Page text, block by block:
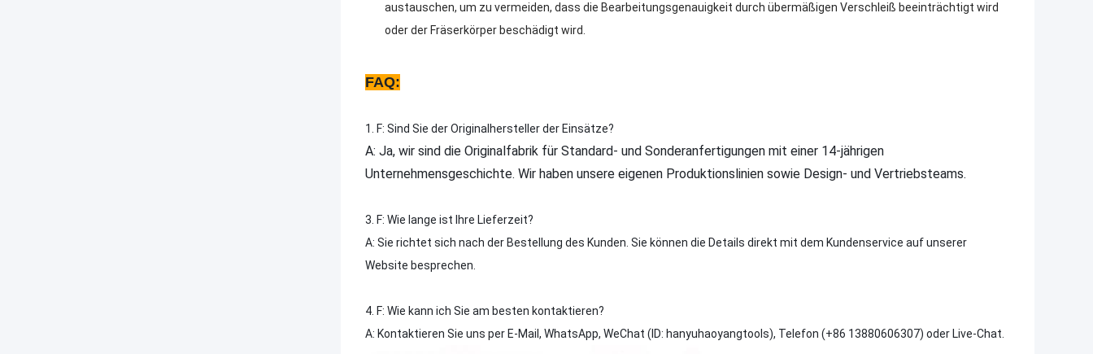
austauschen, um zu vermeiden, dass die Bearbeitungsgenauigkeit durch übermäßigen Verschleiß beeinträchtigt wird
oder der Fräserkörper beschädigt wird.
FAQ:
1. F: Sind Sie der Originalhersteller der Einsätze?
A: Ja, wir sind die Originalfabrik für Standard- und Sonderanfertigungen mit einer 14-jährigen
Unternehmensgeschichte. Wir haben unsere eigenen Produktionslinien sowie Design- und Vertriebsteams.
3. F: Wie lange ist Ihre Lieferzeit?
A: Sie richtet sich nach der Bestellung des Kunden. Sie können die Details direkt mit dem Kundenservice auf unserer
Website besprechen.
4. F: Wie kann ich Sie am besten kontaktieren?
A: Kontaktieren Sie uns per E-Mail, WhatsApp, WeChat (ID: hanyuhaoyangtools), Telefon (+86 13880606307) oder Live-Chat.